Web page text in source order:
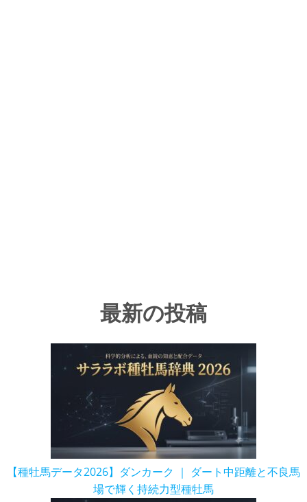
最新の投稿
【種牡馬データ2026】ダンカーク ｜ ダート中距離と不良馬
場で輝く持続力型種牡馬